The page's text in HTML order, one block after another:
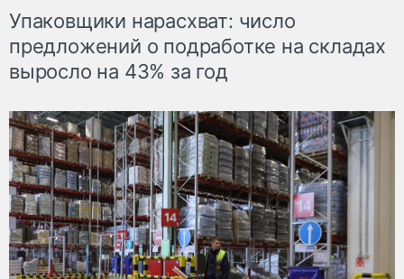
Упаковщики нарасхват: число
предложений о подработке на складах
выросло на 43% за год